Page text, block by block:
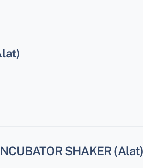
SHAKER (Alat)